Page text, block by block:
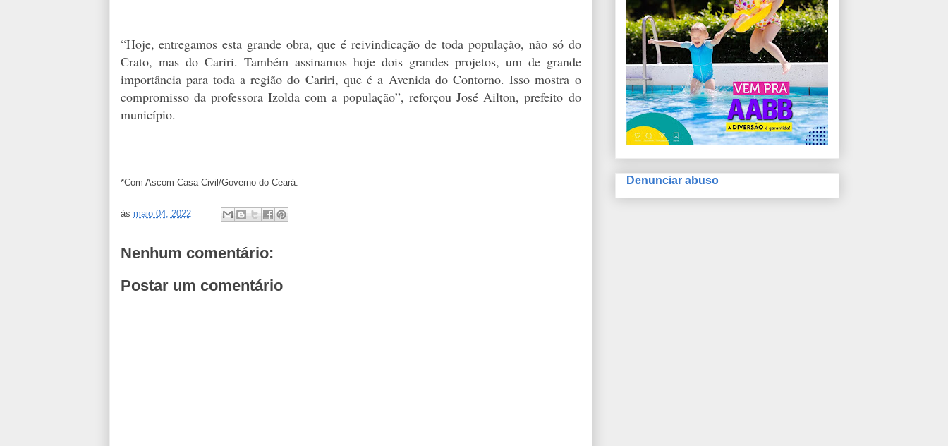
“Hoje, entregamos esta grande obra, que é reivindicação de toda população, não só do
Crato, mas do Cariri. Também assinamos hoje dois grandes projetos, um de grande
importância para toda a região do Cariri, que é a Avenida do Contorno. Isso mostra o
compromisso da professora Izolda com a população”, reforçou José Ailton, prefeito do
município.
*Com Ascom Casa Civil/Governo do Ceará.
às maio 04, 2022
Nenhum comentário:
Postar um comentário
Denunciar abuso